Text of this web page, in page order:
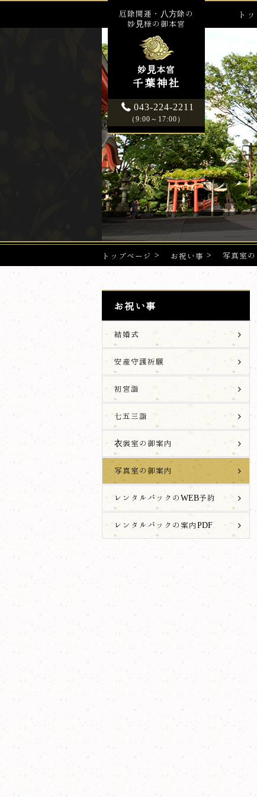
厄除開運・八方除の
妙見様の御本宮
妙見本宮
千葉神社
043-224-2211
（9:00～17:00）
ト
トップページ お祝い事 写真室の
お祝い事
結婚式
安産守護祈願
初宮詣
七五三詣
衣裳室の御案内
写真室の御案内
レンタルパックのWEB予約
レンタルパックの案内PDF